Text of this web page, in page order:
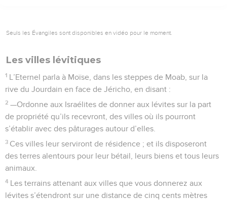
Seuls les Évangiles sont disponibles en vidéo pour le moment.
Les villes lévitiques
1 L’Eternel parla à Moïse, dans les steppes de Moab, sur la
rive du Jourdain en face de Jéricho, en disant :
2 —Ordonne aux Israélites de donner aux lévites sur la part
de propriété qu’ils recevront, des villes où ils pourront
s’établir avec des pâturages autour d’elles.
3 Ces villes leur serviront de résidence ; et ils disposeront
des terres alentours pour leur bétail, leurs biens et tous leurs
animaux.
4 Les terrains attenant aux villes que vous donnerez aux
lévites s’étendront sur une distance de cinq cents mètres